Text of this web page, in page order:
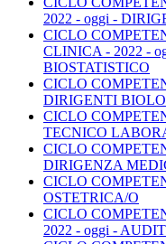
2022 - oggi -
CICLO
CLINICA - 2022 -
BIOSTATISTICO
CICLO
DIRIGENTI
CICLO
TECNICO
CICLO
DIRIGENZA
CICLO
OSTETRICA/O
CICLO
2022 - oggi -